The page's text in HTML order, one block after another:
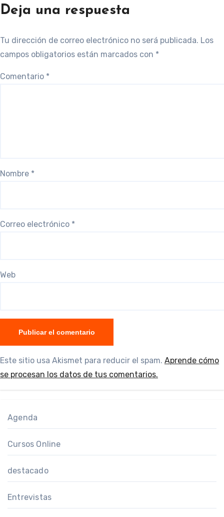
Deja una respuesta
Tu dirección de correo electrónico no será publicada. Los
campos obligatorios están marcados con *
Comentario *
Nombre *
Correo electrónico *
Web
Este sitio usa Akismet para reducir el spam. Aprende cómo
se procesan los datos de tus comentarios.
Agenda
Cursos Online
destacado
Entrevistas